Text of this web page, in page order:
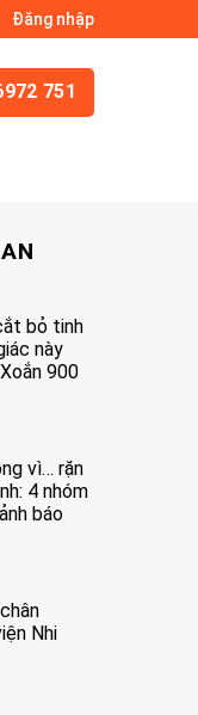
Đăng nhập
751
bỏ tinh
này
900
tuổi
hoàn
vì
bỏ
vì… rặn
4 nhóm
báo
đàn
ông
Nhi